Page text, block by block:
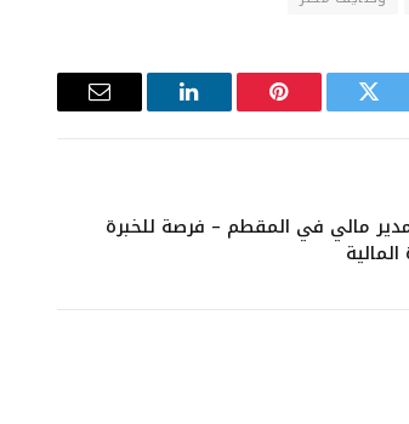
تويتر بينتيريستلينكدإن
البريد
مالي في المقطم – فرصة للخبرة